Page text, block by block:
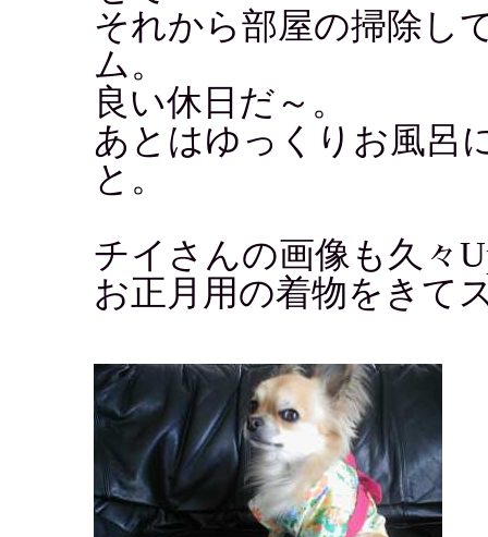
それから部屋の掃除し
ム。
良い休日だ～。
あとはゆっくりお風呂
と。
チイさんの画像も久々
お正月用の着物をきて